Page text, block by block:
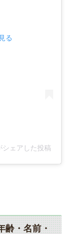
る
ェアした投稿
齢・名前・